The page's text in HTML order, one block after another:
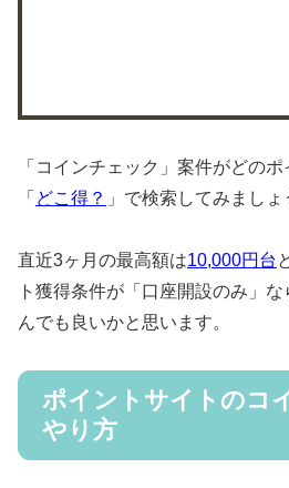
「コインチェック」案件がどの
「 どこ得？ 」で検索してみましょ
直近3ヶ月の最高額は10,000円台
ト獲得条件が「口座開設のみ」
んでも良いかと思います。
ポイントサイトのコ
やり方